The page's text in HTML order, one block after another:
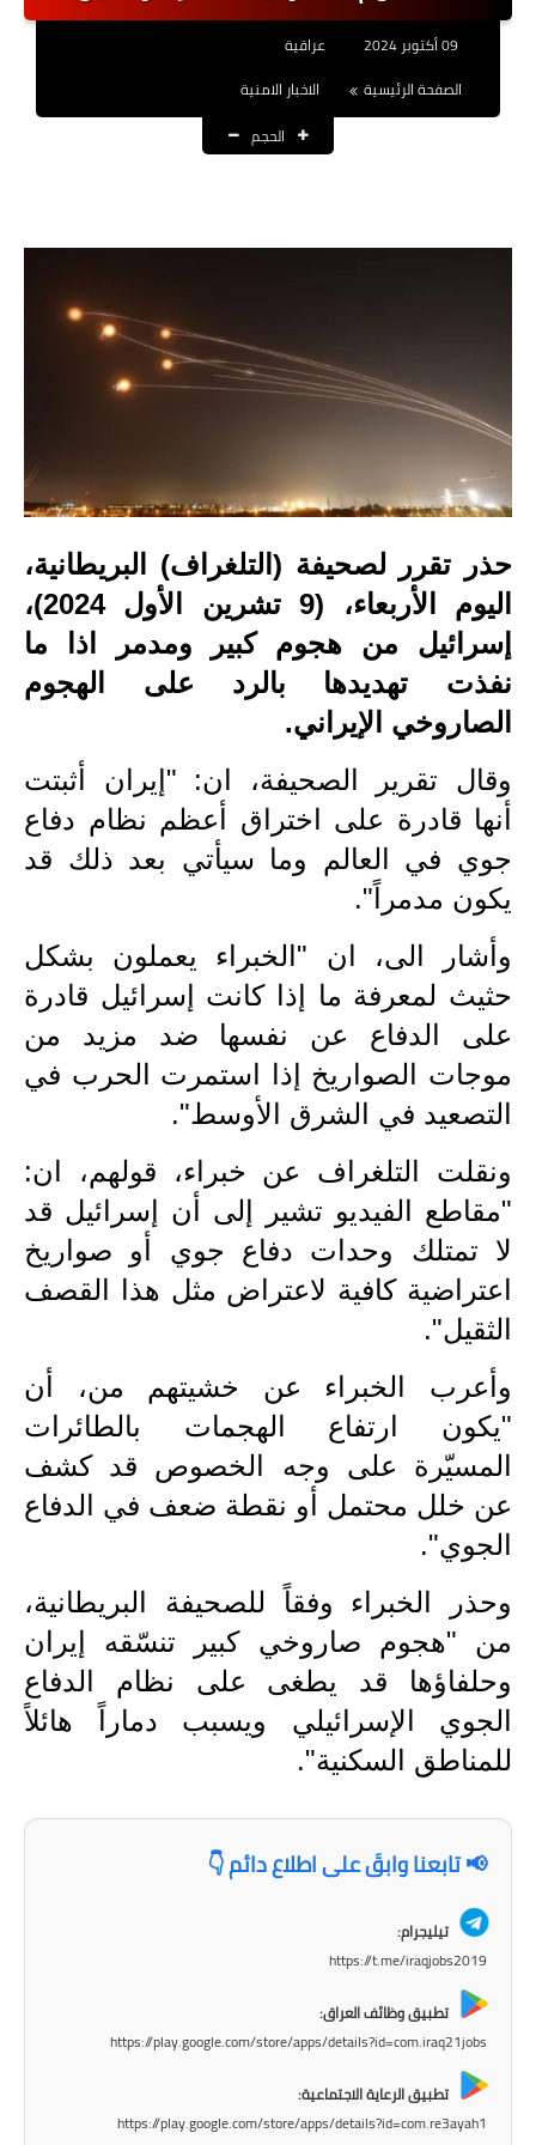
نتائج التعيينات
العقود والاجور اليومية
الرواتب والقروض
القروض والسلف
قطع الاراضي
الاخبار الامنية
الاخبار الاقتصادية
الاخبار الرياضية
المدارس
نتائج الامتحانات
المرحلة الابتدائية
المرحلة الاعدادية
اسئلة وزارية
المرحلة الابتدائية
المرحلة المتوسطة
المرحلة الاعدادية
المرحلة الابتدائية
المرحلة الاعدادية
كتب مدرسية
المرحلة الابتدائية
المرحلة الاعدادية
ملازم دراسية
المرحلة الابتدائية
المرحلة الاعدادية
مواضيع انشاء
عراقية
الصفحة الرئيسية
الاخبار الامنية
الحجم
حذر تقرر لصحيفة (التلغراف) البريطانية،
اليوم الأربعاء، (9 تشرين الأول 2024)،
إسرائيل من هجوم كبير ومدمر اذا ما
نفذت تهديدها بالرد على الهجوم
الصاروخي الإيراني.
وقال تقرير الصحيفة، ان: "إيران أثبتت
أنها قادرة على اختراق أعظم نظام دفاع
جوي في العالم وما سيأتي بعد ذلك قد
يكون مدمراً".
وأشار الى، ان "الخبراء يعملون بشكل
حثيث لمعرفة ما إذا كانت إسرائيل قادرة
على الدفاع عن نفسها ضد مزيد من
موجات الصواريخ إذا استمرت الحرب في
التصعيد في الشرق الأوسط".
ونقلت التلغراف عن خبراء، قولهم، ان:
"مقاطع الفيديو تشير إلى أن إسرائيل قد
لا تمتلك وحدات دفاع جوي أو صواريخ
اعتراضية كافية لاعتراض مثل هذا القصف
الثقيل".
وأعرب الخبراء عن خشيتهم من، أن
"يكون ارتفاع الهجمات بالطائرات
المسيّرة على وجه الخصوص قد كشف
عن خلل محتمل أو نقطة ضعف في الدفاع
الجوي".
وحذر الخبراء وفقاً للصحيفة البريطانية،
من "هجوم صاروخي كبير تنسّقه إيران
وحلفاؤها قد يطغى على نظام الدفاع
الجوي الإسرائيلي ويسبب دماراً هائلاً
للمناطق السكنية".
📢 تابعنا وابقَ على اطلاع دائم 👇
تيليجرام:
https://t.me/iraqjobs2019
تطبيق وظائف العراق:
https://play.google.com/store/apps/details?id=com.iraq21jobs
تطبيق الرعاية الاجتماعية:
https://play.google.com/store/apps/details?id=com.re3ayah1